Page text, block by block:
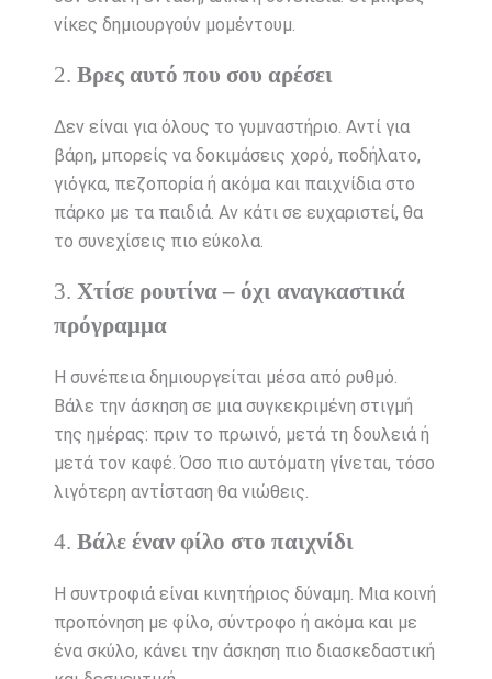
νίκες δημιουργούν μομέντουμ.
2. Βρες αυτό που σου αρέσει
Δεν είναι για όλους το γυμναστήριο. Αντί για
βάρη, μπορείς να δοκιμάσεις χορό, ποδήλατο,
γιόγκα, πεζοπορία ή ακόμα και παιχνίδια στο
πάρκο με τα παιδιά. Αν κάτι σε ευχαριστεί, θα
το συνεχίσεις πιο εύκολα.
3. Χτίσε ρουτίνα – όχι αναγκαστικά
πρόγραμμα
Η συνέπεια δημιουργείται μέσα από ρυθμό.
Βάλε την άσκηση σε μια συγκεκριμένη στιγμή
της ημέρας: πριν το πρωινό, μετά τη δουλειά ή
μετά τον καφέ. Όσο πιο αυτόματη γίνεται, τόσο
λιγότερη αντίσταση θα νιώθεις.
4. Βάλε έναν φίλο στο παιχνίδι
Η συντροφιά είναι κινητήριος δύναμη. Μια κοινή
προπόνηση με φίλο, σύντροφο ή ακόμα και με
ένα σκύλο, κάνει την άσκηση πιο διασκεδαστική